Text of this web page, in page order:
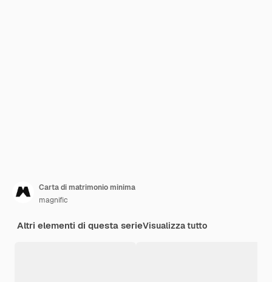
Carta di matrimonio minima
magnific
Altri elementi di questa serieVisualizza tutto